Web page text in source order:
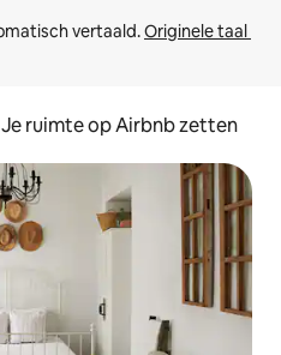
vertaald. Originele taal
Je ruimte op Airbnb zetten